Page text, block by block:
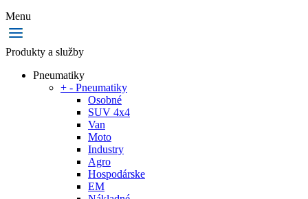
Menu
Produkty a služby
Pneumatiky
+ - Pneumatiky
Osobné
SUV 4x4
Van
Moto
Industry
Agro
Hospodárske
EM